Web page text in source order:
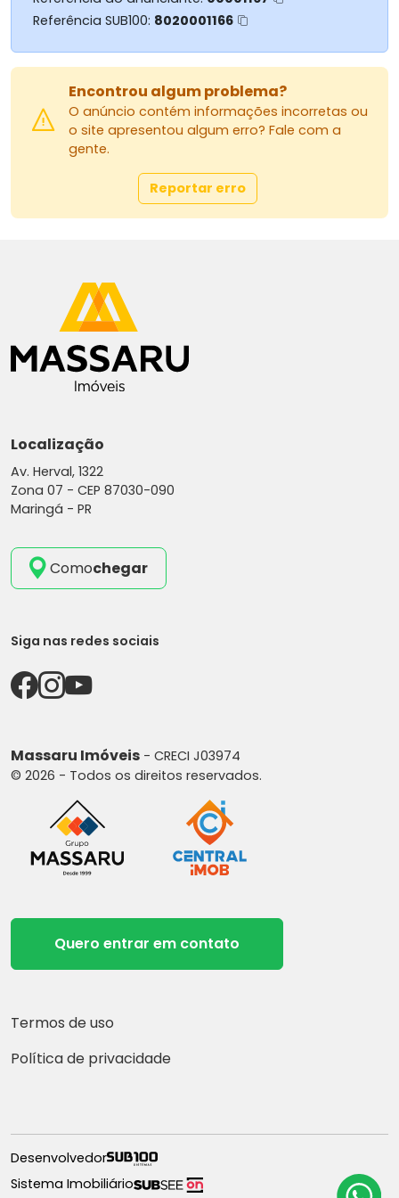
Av. Herval, 1322, Zona 07 - Maringá/PR
44 3026-4441
44 99119-1555 Corretor Orozil
Site: www.massaruimoveis.com.br
E-mail: vendagrupomassaru@gmail.com
AGRADECEMOS A PREFERÊNCIA
Referência SUB100: 8020001166
Encontrou algum problema?
O anúncio contém informações incorretas ou
o site apresentou algum erro? Fale com a
gente.
Reportar erro
Localização
Av. Herval, 1322
Zona 07 - CEP 87030-090
Maringá - PR
Comochegar
Siga nas redes sociais
Massaru Imóveis - CRECI J03974
© 2026 - Todos os direitos reservados.
Quero entrar em contato
Termos de uso
Política de privacidade
Desenvolvedor
Sistema Imobiliário